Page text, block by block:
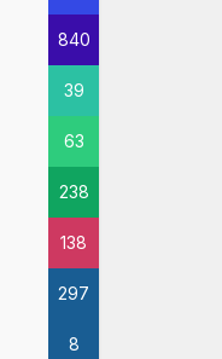
840
39
63
238
138
297
8